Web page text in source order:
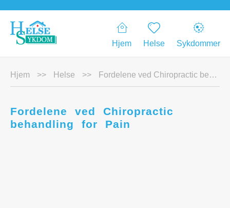
Hjem Helse Sykdommer
Hjem >> Helse >> Fordelene ved Chiropractic behandling for Pain
Fordelene ved Chiropractic
behandling for Pain